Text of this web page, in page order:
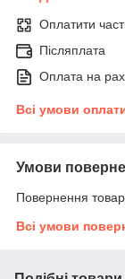
Оплатити
Післяплата
Оплата на
Всі умови
Умови
Повернення
Всі умови